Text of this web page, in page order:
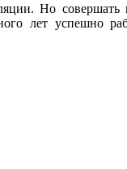
Но совершать
лет успешно